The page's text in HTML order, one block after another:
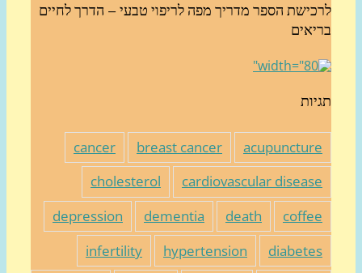
הספר מדריך מפה לריפוי טבעי – הדרך לחיים
breast cancer
cancer
cardiovascular
cholesterol
death
dementia
depression
hypertension
infertility